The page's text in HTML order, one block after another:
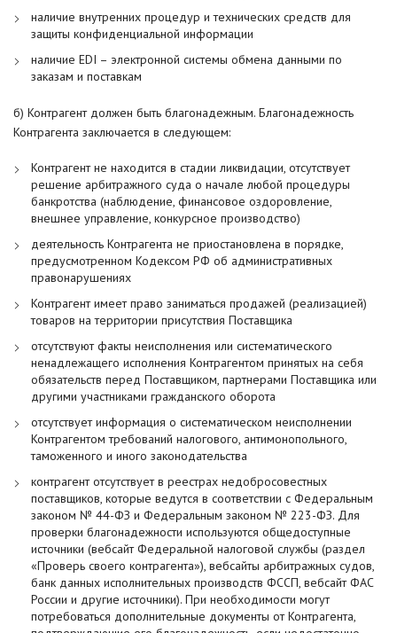
наличие внутренних процедур и технических средств для
защиты конфиденциальной информации
наличие EDI – электронной системы обмена данными по
заказам и поставкам
б) Контрагент должен быть благонадежным. Благонадежность
Контрагента заключается в следующем:
Контрагент не находится в стадии ликвидации, отсутствует
решение арбитражного суда о начале любой процедуры
банкротства (наблюдение, финансовое оздоровление,
внешнее управление, конкурсное производство)
деятельность Контрагента не приостановлена в порядке,
предусмотренном Кодексом РФ об административных
правонарушениях
Контрагент имеет право заниматься продажей (реализацией)
товаров на территории присутствия Поставщика
отсутствуют факты неисполнения или систематического
ненадлежащего исполнения Контрагентом принятых на себя
обязательств перед Поставщиком, партнерами Поставщика или
другими участниками гражданского оборота
отсутствует информация о систематическом неисполнении
Контрагентом требований налогового, антимонопольного,
таможенного и иного законодательства
контрагент отсутствует в реестрах недобросовестных
поставщиков, которые ведутся в соответствии с Федеральным
законом № 44-ФЗ и Федеральным законом № 223-ФЗ. Для
проверки благонадежности используются общедоступные
источники (вебсайт Федеральной налоговой службы (раздел
«Проверь своего контрагента»), вебсайты арбитражных судов,
банк данных исполнительных производств ФССП, вебсайт ФАС
России и другие источники). При необходимости могут
потребоваться дополнительные документы от Контрагента,